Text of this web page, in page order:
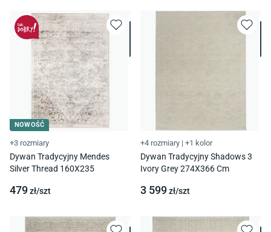
NOWOŚĆ
+3 rozmiary
Dywan Tradycyjny Mendes
Silver Thread 160X235
479zł/szt
+4 rozmiary | +1 kolor
Dywan Tradycyjny Shadows 3
Ivory Grey 274X366 Cm
3 599zł/szt